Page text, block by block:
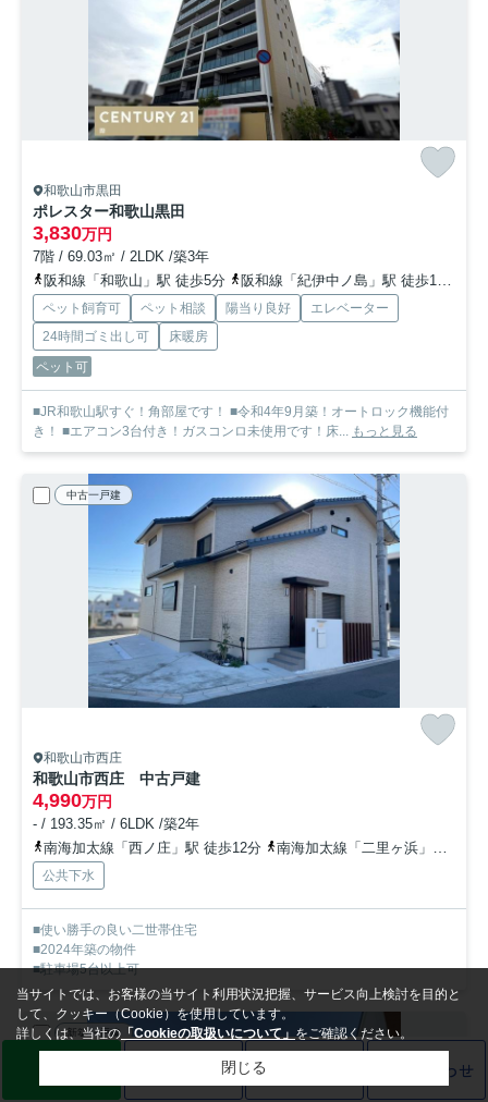
和歌山市黒田
ポレスター和歌山黒田
3,830万円
7階 / 69.03㎡ / 2LDK /築3年
阪和線「和歌山」駅 徒歩5分
阪和線「紀伊中ノ島」駅 徒歩12分
ペット飼育可 ペット相談 陽当り良好
エレベーター
24時間ゴミ出し可
床暖房
ペット可
■JR和歌山駅すぐ！角部屋です！ ■令和4年9月築！オートロック機能付
き！ ■エアコン3台付き！ガスコンロ未使用です！床... もっと見る
中古一戸建
和歌山市西庄
和歌山市西庄 中古戸建
4,990万円
- / 193.35㎡ / 6LDK /築2年
南海加太線「西ノ庄」駅 徒歩12分
南海加太線「二里ヶ浜」駅 徒歩12分
公共下水
■使い勝手の良い二世帯住宅
■2024年築の物件
■駐車場5台以上可
新築一戸建
お問い合わせ
当サイトでは、お客様の当サイト利用状況把握、サービス向上検討を目的と
して、クッキー（Cookie）を使用しています。
詳しくは、当社の 「Cookieの取扱いについて」をご確認ください。
閉じる